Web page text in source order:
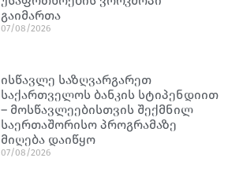
გაიმართა
07/08/2026
ისწავლე საზღვარგარეთ
საქართველოს ბანკის სტიპენდიით
– მოსწავლეებისთვის შექმნილ
საერთაშორისო პროგრამაზე
მიღება დაიწყო
07/08/2026